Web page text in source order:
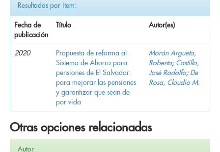
Resultados por ítem:
Fecha de
publicación
Título Autor(es)
2020
Propuesta de reforma al
Sistema de Ahorro para
pensiones de El Salvador:
para mejorar las pensiones
y garantizar que sean de
por vida
Morán Argueta,
Roberto; Castillo,
José Rodolfo; De
Rosa, Claudio M.
Otras opciones relacionadas
Autor